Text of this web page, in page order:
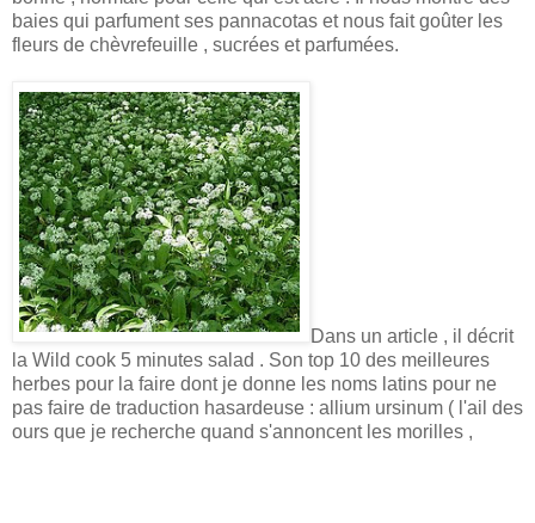
baies qui parfument ses pannacotas et nous fait goûter les
fleurs de chèvrefeuille , sucrées et parfumées.
Dans un article , il décrit
la Wild cook 5 minutes salad . Son top 10 des meilleures
herbes pour la faire dont je donne les noms latins pour ne
pas faire de traduction hasardeuse : allium ursinum ( l'ail des
ours que je recherche quand s'annoncent les morilles ,